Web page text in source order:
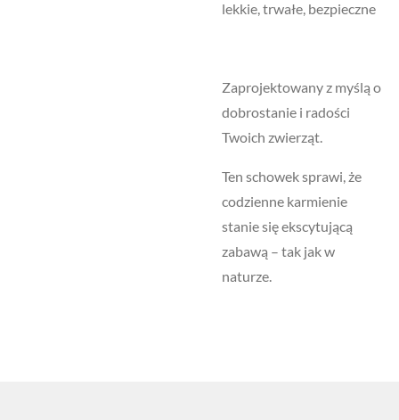
lekkie, trwałe, bezpieczne
Zaprojektowany z myślą o
dobrostanie i radości
Twoich zwierząt.
Ten schowek sprawi, że
codzienne karmienie
stanie się ekscytującą
zabawą – tak jak w
naturze.